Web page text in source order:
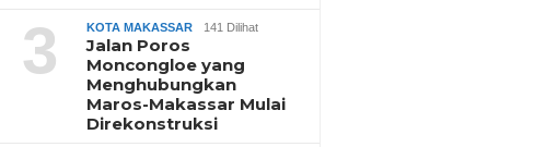
3 KOTA MAKASSAR 141 Dilihat
Jalan Poros
Moncongloe yang
Menghubungkan
Maros-Makassar Mulai
Direkonstruksi